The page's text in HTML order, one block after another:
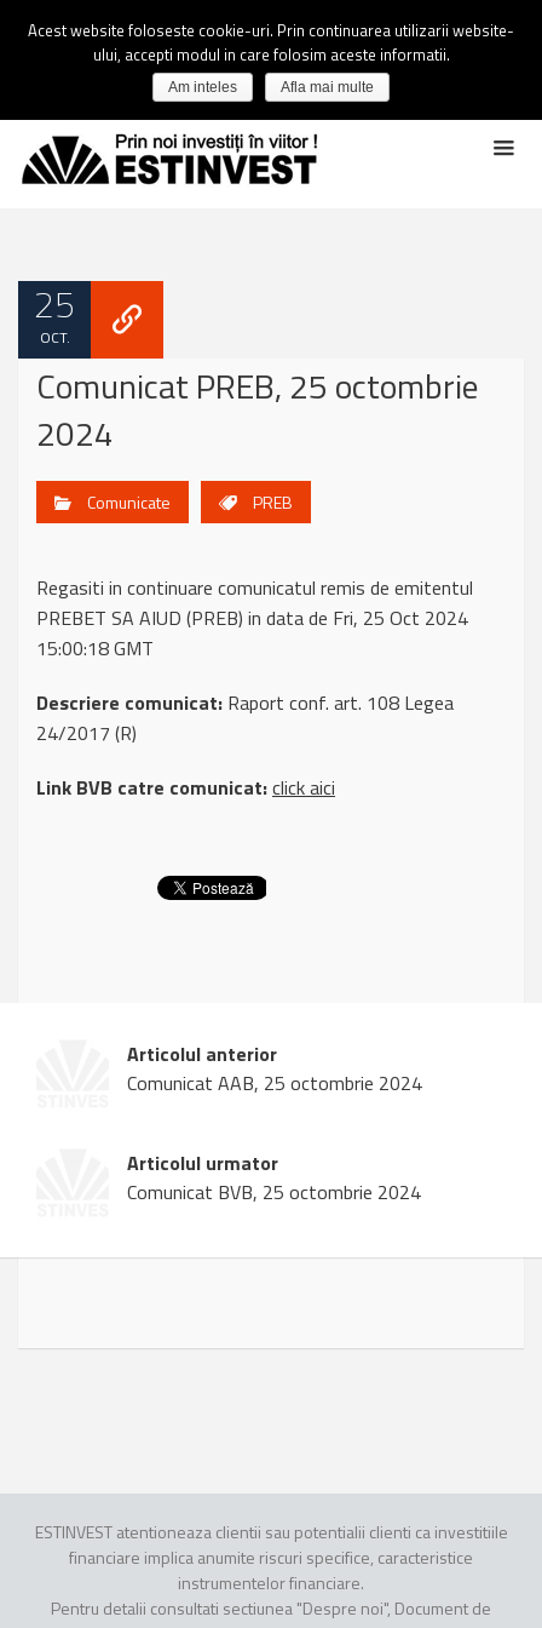
25
OCT.
Comunicat PREB, 25 octombrie
2024
Comunicate PREB
Regasiti in continuare comunicatul remis de emitentul
PREBET SA AIUD (PREB) in data de Fri, 25 Oct 2024
15:00:18 GMT
Descriere comunicat: Raport conf. art. 108 Legea
24/2017 (R)
Link BVB catre comunicat:click aici
Articolul anterior
Comunicat AAB, 25 octombrie 2024
Articolul urmator
Comunicat BVB, 25 octombrie 2024
ESTINVEST atentioneaza clientii sau potentialii clienti ca investitiile
financiare implica anumite riscuri specifice, caracteristice
instrumentelor financiare.
Pentru detalii consultati sectiunea "Despre noi", Document de
Acest website foloseste cookie-uri. Prin continuarea utilizarii website-
ului, accepti modul in care folosim aceste informatii.
Am inteles Afla mai multe